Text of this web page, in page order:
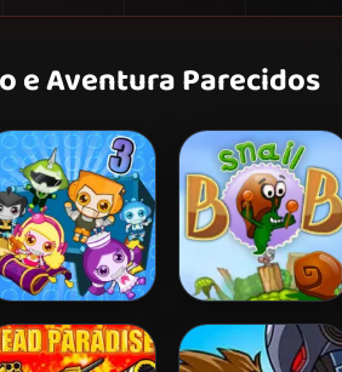
e Aventura Parecidos
It 3 Snail Bob 2